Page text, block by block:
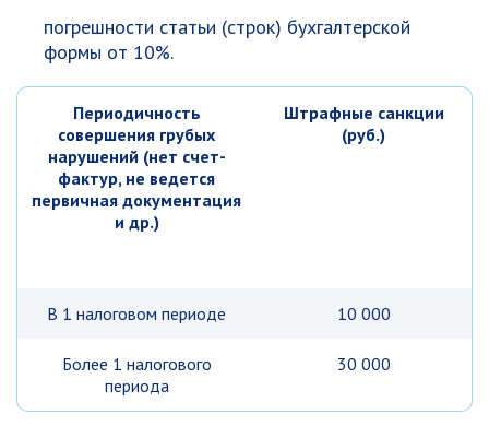
погрешности статьи (строк) бухгалтерской
формы от 10%.
Периодичность
совершения грубых
нарушений (нет счет-
фактур, не ведется
первичная документация
и др.)
Штрафные санкции
(руб.)
В 1 налоговом периоде 10 000
Более 1 налогового
периода
30 000